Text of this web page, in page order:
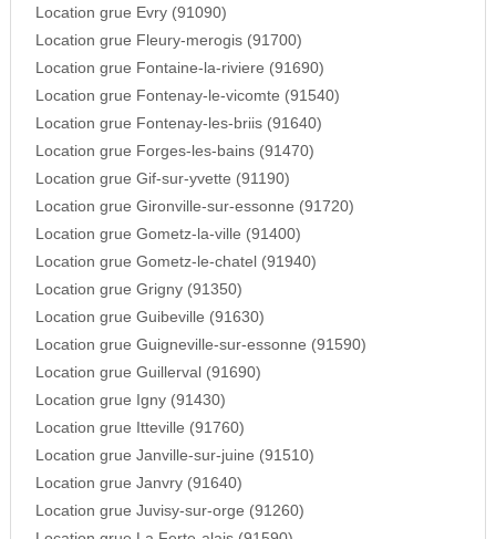
Location grue Evry (91090)
Location grue Fleury-merogis (91700)
Location grue Fontaine-la-riviere (91690)
Location grue Fontenay-le-vicomte (91540)
Location grue Fontenay-les-briis (91640)
Location grue Forges-les-bains (91470)
Location grue Gif-sur-yvette (91190)
Location grue Gironville-sur-essonne (91720)
Location grue Gometz-la-ville (91400)
Location grue Gometz-le-chatel (91940)
Location grue Grigny (91350)
Location grue Guibeville (91630)
Location grue Guigneville-sur-essonne (91590)
Location grue Guillerval (91690)
Location grue Igny (91430)
Location grue Itteville (91760)
Location grue Janville-sur-juine (91510)
Location grue Janvry (91640)
Location grue Juvisy-sur-orge (91260)